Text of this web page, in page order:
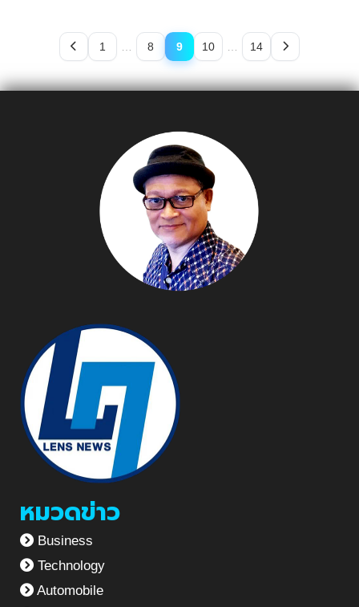
ยาสูบจะหายไปจากประเทศ
1 8 9 10 14
หมวดข่าว
Business
Technology
Automobile